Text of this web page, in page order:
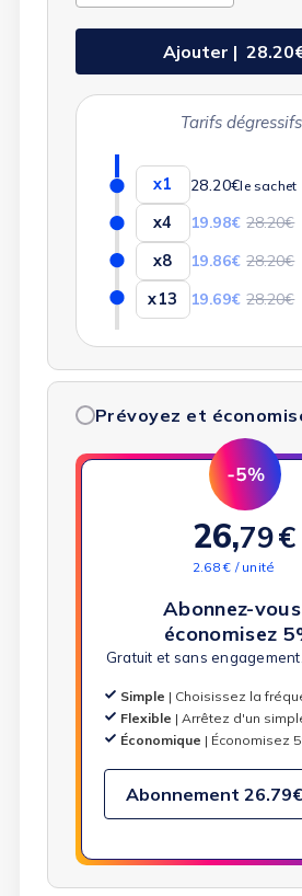
Ajouter |
Tarifs
x1 28.20€le sachet
x4 19.98€ 28.20€
x8
19.86€ 28.20€
x13
19.69€ 28.20€
Prévoyez et
26,79€
2.68 € / unité
Abonnez-
économisez
Gratuit et sans
Simple | Choisissez la
Flexible | Arrêtez d'un
Économique | Économisez
Abonnement